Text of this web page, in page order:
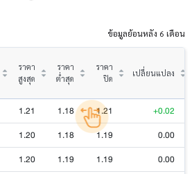
ข้อมูลย้อนหลัง 6 เดือน
ราคา
สูงสุด
ราคา
ต่ำสุด
ราคา
ปิด
เปลี่ยนแปลง
1.21 1.18 1.21
+0.02
1.20 1.18 1.19
0.00
1.20 1.19 1.19
0.00